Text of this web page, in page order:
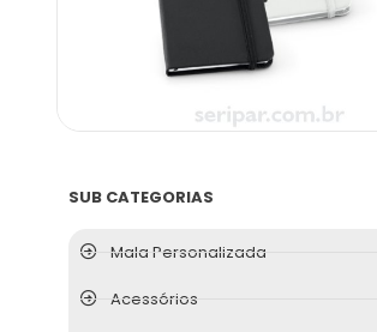
SUB CATEGORIAS
Mala Personalizada
Acessórios